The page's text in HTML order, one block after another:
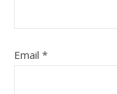
Email *